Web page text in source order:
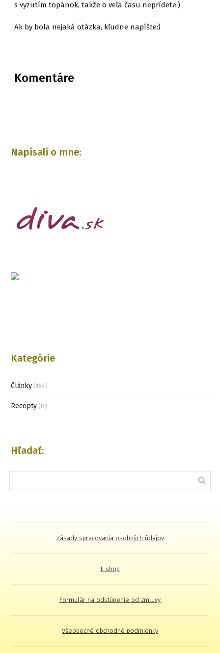
s vyzutím topánok, takže o veľa času neprídete:)
Ak by bola nejaká otázka, kľudne napíšte:)
Komentáre
Napísali o mne:
Kategórie
Články (164)
Recepty (8)
Hľadať:
Zásady spracovania osobných údajov
E shop
Formulár na odstúpenie od zmluvy
Všeobecné obchodné podmienky